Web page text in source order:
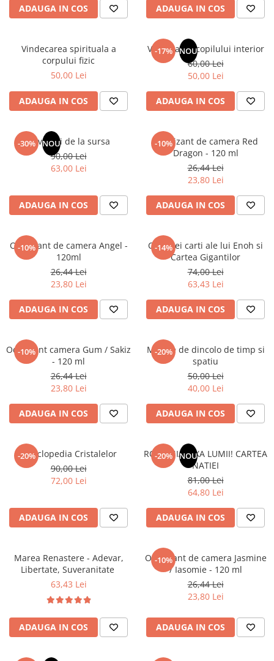
SelfHealing
Sanatate
Masaj
Medicina & Farmacie
Medicina Pentru Toti
Sport
Terapii Alternative
AudioBook
Beletristica
Biografii, Memorii, Jurnale
Carti erotice
Adult
Crime, Thriller, Mistery
Literatura Romana
Poezie
romantice
Senzatii/Dragoste
Senzatii/Erotic
Senzatii/Thriller
Teatru
Teens Book Club
Birotica & Papetarie
Adezivi si benzi adezive
ADAUGA IN COS ADAUGA IN COS
Vindecarea spirituala a
corpului fizic
50,00 Lei
ADAUGA IN COS
-17% NOU
Vindecarea copilului interior
60,00 Lei
50,00 Lei
ADAUGA IN COS
-30% NOU
Revelatii de la sursa
90,00 Lei
63,00 Lei
ADAUGA IN COS
-10%
Odorizant de camera Red
Dragon - 120 ml
26,44 Lei
23,80 Lei
ADAUGA IN COS
-10%
Odorizant de camera Angel -
120ml
26,44 Lei
23,80 Lei
ADAUGA IN COS
-14%
Cele trei carti ale lui Enoh si
Cartea Gigantilor
74,00 Lei
63,43 Lei
ADAUGA IN COS
-10%
Odorizant camera Gum / Sakiz
- 120 ml
26,44 Lei
23,80 Lei
ADAUGA IN COS
-20%
Mesaje de dincolo de timp si
spatiu
50,00 Lei
40,00 Lei
ADAUGA IN COS
-20%
Enciclopedia Cristalelor
90,00 Lei
72,00 Lei
ADAUGA IN COS
-20% NOU
ROMANIA, AXA LUMII! CARTEA
NATIEI
81,00 Lei
64,80 Lei
ADAUGA IN COS
Marea Renastere - Adevar,
Libertate, Suveranitate
63,43 Lei
ADAUGA IN COS
-10%
Odorizant de camera Jasmine
/ Iasomie - 120 ml
26,44 Lei
23,80 Lei
ADAUGA IN COS